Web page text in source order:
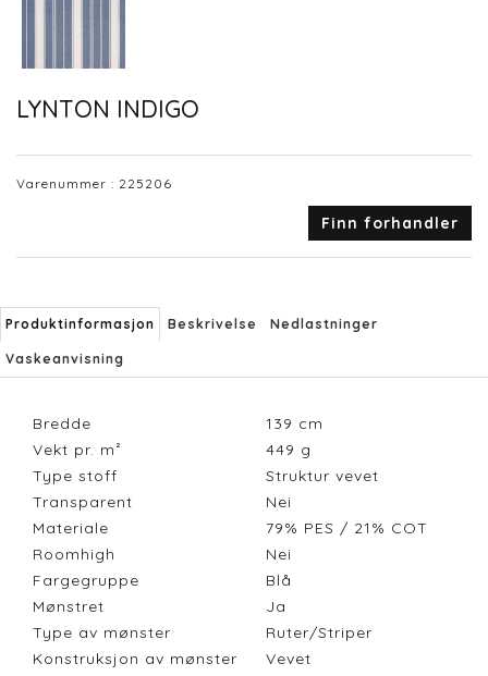
LYNTON INDIGO
Varenummer : 225206
Finn forhandler
Produktinformasjon Beskrivelse Nedlastninger
Vaskeanvisning
Bredde 139 cm
Vekt pr. m²
449 g
Type stoff
Struktur vevet
Transparent
Nei
Materiale
79% PES / 21% COT
Roomhigh
Nei
Fargegruppe
Blå
Mønstret
Ja
Type av mønster
Ruter/Striper
Konstruksjon av mønster
Vevet